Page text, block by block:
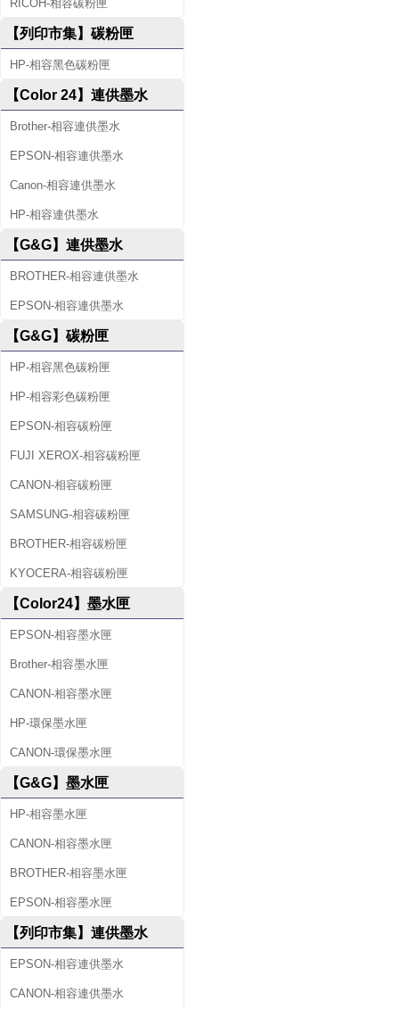
RICOH-相容碳粉匣
【列印市集】碳粉匣
HP-相容黑色碳粉匣
【Color 24】連供墨水
Brother-相容連供墨水
EPSON-相容連供墨水
Canon-相容連供墨水
HP-相容連供墨水
【G&G】連供墨水
BROTHER-相容連供墨水
EPSON-相容連供墨水
【G&G】碳粉匣
HP-相容黑色碳粉匣
HP-相容彩色碳粉匣
EPSON-相容碳粉匣
FUJI XEROX-相容碳粉匣
CANON-相容碳粉匣
SAMSUNG-相容碳粉匣
BROTHER-相容碳粉匣
KYOCERA-相容碳粉匣
【Color24】墨水匣
EPSON-相容墨水匣
Brother-相容墨水匣
CANON-相容墨水匣
HP-環保墨水匣
CANON-環保墨水匣
【G&G】墨水匣
HP-相容墨水匣
CANON-相容墨水匣
BROTHER-相容墨水匣
EPSON-相容墨水匣
【列印市集】連供墨水
EPSON-相容連供墨水
CANON-相容連供墨水